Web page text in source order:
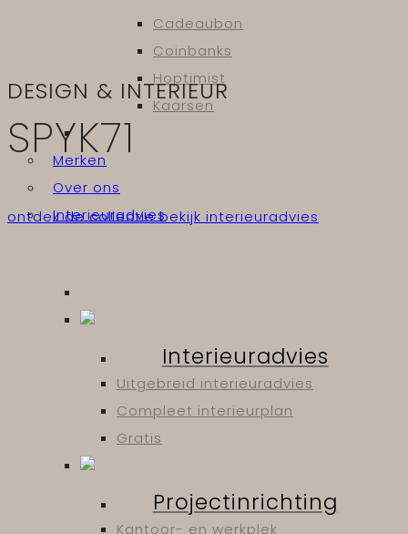
Cadeaubon
Coinbanks
Hoptimist
Kaarsen
Merken
Over ons
Interieuradvies
Interieuradvies
Uitgebreid interieuradvies
Compleet interieurplan
Gratis
Projectinrichting
Kantoor- en werkplek
DESIGN & INTERIEUR
SPYK71
ontdek de collectie bekijk interieuradvies